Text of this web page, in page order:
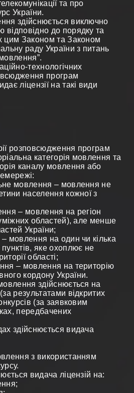
та про
України.
здійснюється виключно
до порядку та
цим Законом та Законом
раду України з питань
технологічних
програм
ліцензії на такі види
розповсюдження програм
категорія мовлення та
каналу мовлення або
мовлення – мовлення не
населення кожної з
– мовлення на регіон
областей), але менше
України;
мовлення на один чи кілька
яке охоплює не
області;
– мовлення на територію
кордону України.
здійснюється на
результатами відкритих
(за заявковим
передбачених
здійснюється видача
з використанням
видача ліцензій на: